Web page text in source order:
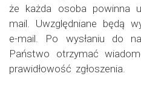
że każda osoba powinna
mail. Uwzględniane będą
e-mail. Po wysłaniu do
Państwo otrzymać
prawidłowość zgłoszenia.